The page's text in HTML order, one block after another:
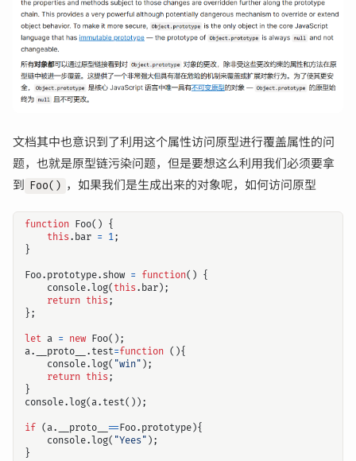
文档其中也意识到了利用这个属性访问原型进行覆盖属性的问
题，也就是原型链污染问题，但是要想这么利用我们必须要拿
到
Foo() ，如果我们是生成出来的对象呢，如何访问原型
function Foo() {
this . bar = 1;
}
Foo. prototype. show = function() {
console. log( this . bar);
return this ;
};
let a = new Foo();
a. __proto__ . test=function (){
console. log( "win" );
return this ;
}
console. log( a. test());
if ( a. __proto__ ==Foo. prototype){
console. log( "Yees" );
}
输入关键词开始搜索